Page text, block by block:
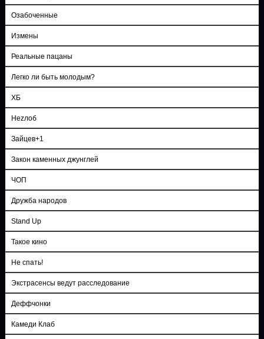
Озабоченные
Измены
Реальные пацаны
Легко ли быть молодым?
ХБ
Неzлоб
Зайцев+1
Закон каменных джунглей
ЧОП
Дружба народов
Stand Up
Такое кино
Не спать!
Экстрасенсы ведут расследование
Деффчонки
Камеди Клаб